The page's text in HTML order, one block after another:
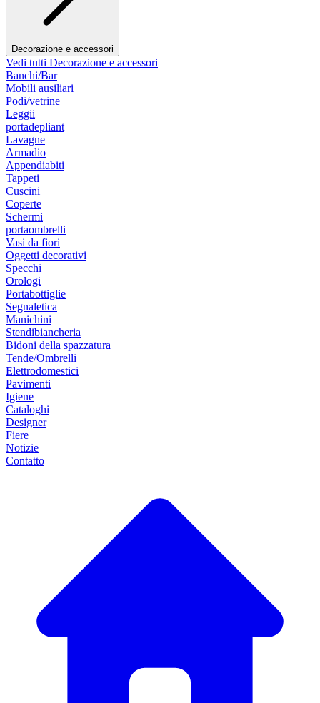
Decorazione e accessori
Vedi tutti Decorazione e accessori
Banchi/Bar
Mobili ausiliari
Podi/vetrine
Leggii
portadepliant
Lavagne
Armadio
Appendiabiti
Tappeti
Cuscini
Coperte
Schermi
portaombrelli
Vasi da fiori
Oggetti decorativi
Specchi
Orologi
Portabottiglie
Segnaletica
Manichini
Stendibiancheria
Bidoni della spazzatura
Tende/Ombrelli
Elettrodomestici
Pavimenti
Igiene
Cataloghi
Designer
Fiere
Notizie
Contatto